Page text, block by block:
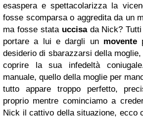
esaspera e spettacolarizza la
fosse scomparsa o aggredita da un
ma fosse stata uccisada Nick? Tutti
portare a lui e dargli unmovente
desiderio di sbarazzarsi della
coprire la sua infedeltà
manuale, quello della moglie per
tutto appare troppo perfetto,
proprio mentre cominciamo a
Nick il cattivo della situazione, ecco